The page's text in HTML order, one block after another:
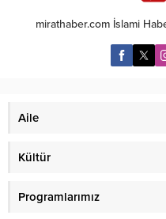
mirathaber.com İslami
Aile
Kültür
Programlarımız